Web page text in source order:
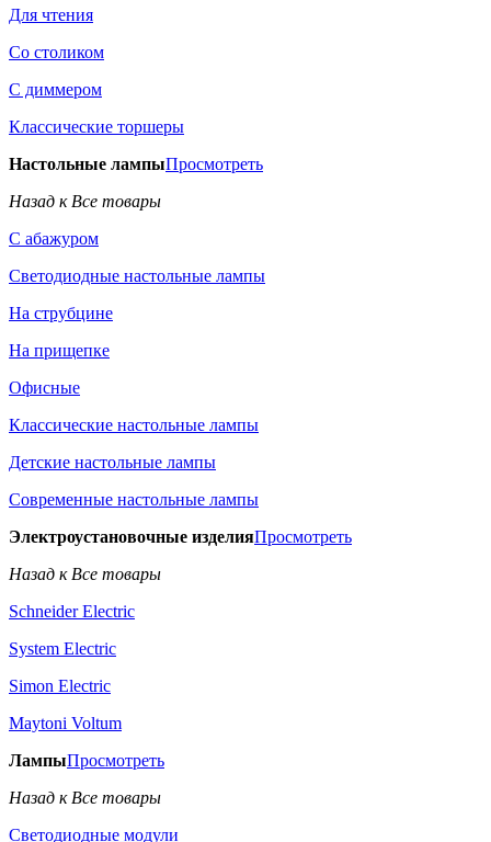
Для чтения
Со столиком
С диммером
Классические торшеры
Настольные лампыПросмотреть
Назад к Все товары
С абажуром
Светодиодные настольные лампы
На струбцине
На прищепке
Офисные
Классические настольные лампы
Детские настольные лампы
Современные настольные лампы
Электроустановочные изделияПросмотреть
Назад к Все товары
Schneider Electric
System Electric
Simon Electric
Maytoni Voltum
ЛампыПросмотреть
Назад к Все товары
Светодиодные модули